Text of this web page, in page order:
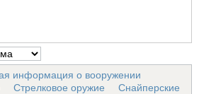
информация о вооружении
Стрелковое оружие
Снайперские